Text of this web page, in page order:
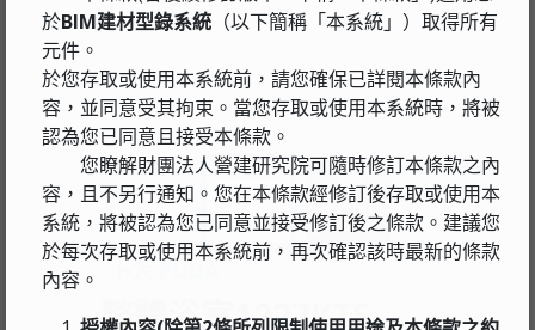
卜大 PUDA
整體浴室1227KTS
於BIM建材型錄系統 （以下簡稱「本系統」）取得所有
元件。
於您存取或使用本系統前，請您確保已詳閱本條款內
容，並同意受其拘束。當您存取或使用本系統時，將被
認為您已同意且接受本條款。
您瞭解財團法人營建研究院可隨時修訂本條款之內
容，且不另行通知。您在本條款經修訂後存取或使用本
系統，將被認為您已同意並接受修訂後之條款。建議您
於每次存取或使用本系統前，再次確認該時最新的條款
內容。